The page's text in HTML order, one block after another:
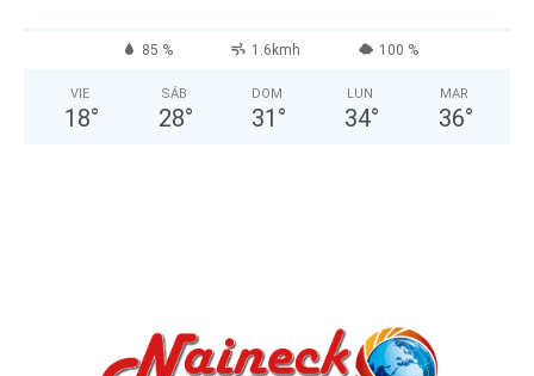
85 % 1.6kmh 100 %
VIE
18°
SÁB
28°
DOM
31 °
LUN
34°
MAR
36°